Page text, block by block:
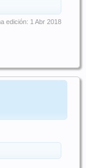
edición: 1 Abr 2018